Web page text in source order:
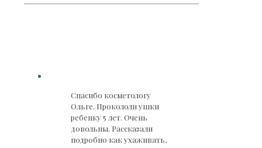
Спасибо косметологу
Ольге. Прокололи ушки
ребенку 5 лет. Очень
довольны. Рассказали
подробно как ухаживать,